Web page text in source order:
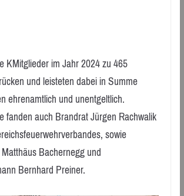
KMitglieder im Jahr 2024 zu 465
und leisteten dabei in Summe
ehrenamtlich und unentgeltlich.
fanden auch Brandrat Jürgen Rachwalik
sowie
Bachernegg und
Bernhard Preiner.